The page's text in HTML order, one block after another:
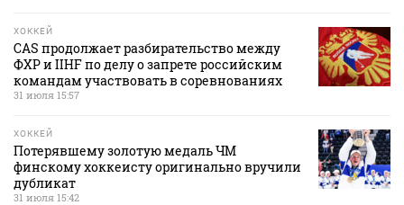
ХОККЕЙ
CAS продолжает разбирательство между
ФХР и IIHF по делу о запрете российским
командам участвовать в соревнованиях
31 июля 15:57
ХОККЕЙ
Потерявшему золотую медаль ЧМ
финскому хоккеисту оригинально вручили
дубликат
31 июля 15:42